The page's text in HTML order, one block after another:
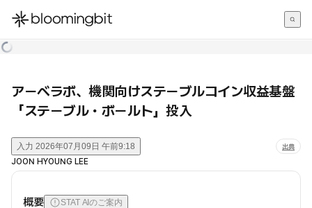
한국어
アーベラボ、機関向けステーブルコイン収益基盤
「ステーブル・ボールト」投入
入力 2026年07月09日 午前9:18 出典
JOON HYOUNG LEE
概要 STAT AIのご案内